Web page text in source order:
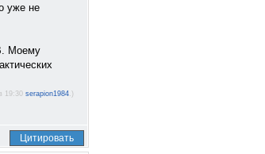
уже не
Моему
19:30 serapion1984.)
Цитировать